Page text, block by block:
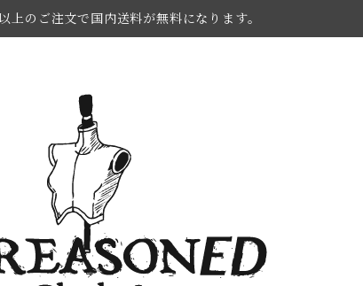
上のご注文で国内送料が無料になります。